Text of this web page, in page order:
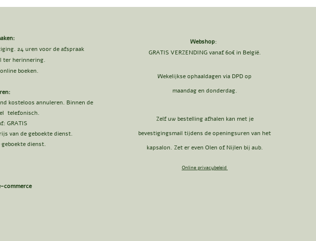
24 uren voor de afspraak
ter herinnering.
boeken.
kosteloos annuleren. Binnen de
telefonisch.
GRATIS​
van de geboekte dienst.
geboekte dienst.
commerce
Webshop:
GRATIS VERZENDING vanaf 60€ in België.
Wekelijkse ophaaldagen via DPD op
maandag en donderdag.
Zelf uw bestelling afhalen kan met je
bevestigingsmail tijdens de openingsuren van het
kapsalon. Zet er even Olen of Nijlen bij aub.
Online privacybeleid